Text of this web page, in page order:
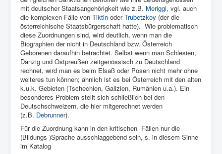
mit deutscher Staatsangehörigkeit wie z.B. Meriggi, vgl. auch
die komplexen Fälle von Tiktin oderTrubetzkoy (der die
österreichische Staatsbürgerschaft hatte). Wie problematisch
diese Zuordnungen sind, wird deutlich, wenn man die
Biographien der nicht in Deutschland bzw. Österreich
Geborenen daraufhin betrachtet. Selbst wenn man Schlesien,
Danzig und Ostpreußen zeitgenössisch zu Deutschland
rechnet, wird man es beim Elsaß oder Posen nicht mehr ohne
weiteres tun können; ähnlich ist es bei Österreich mit den alten
k.u.k. Gebieten (Tschechien, Galizien, Rumänien u.a.). Ein
besonderes Problem stellt sich schließlich bei den
Deutschschweizern, die hier mitgerechnet werden
(z.B. Debrunner).
Für die Zuordnung kann in den kritischen Fällen nur die
(Bildungs-)Sprache ausschlaggebend sein, s. in diesem Sinne
im Katalog